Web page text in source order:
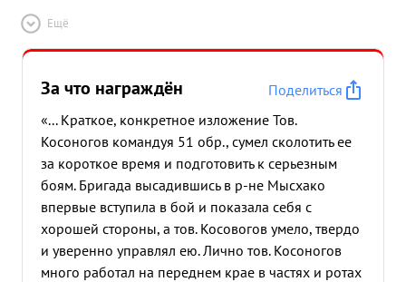
что каждое задание было выполнно в срок. ...»
Ещё
За что награждён
Поделиться
«... Краткое, конкретное изложение Тов.
Косоногов командуя 51 обр., сумел сколотить ее
за короткое время и подготовить к серьезным
боям. Бригада высадившись в р-не Мысхако
впервые вступила в бой и показала себя с
хорошей стороны, а тов. Косовогов умело, твердо
и уверенно управлял ею. Лично тов. Косоногов
много работал на переднем крае в частях и ротах